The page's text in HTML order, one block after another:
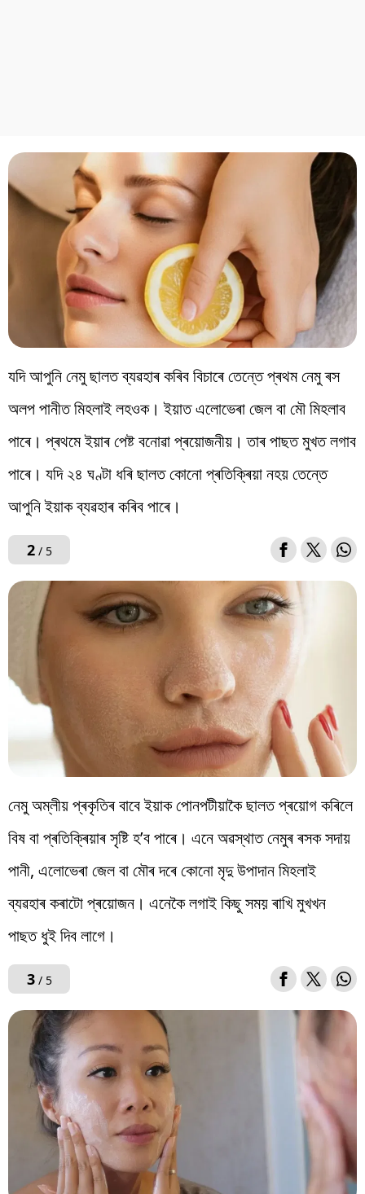
যদি আপুনি নেমু ছালত ব্যৱহাৰ কৰিব বিচাৰে তেন্তে প্ৰথম নেমু ৰস
অলপ পানীত মিহলাই লহওক। ইয়াত এলোভেৰা জেল বা মৌ মিহলাব
পাৰে। প্ৰথমে ইয়াৰ পেষ্ট বনোৱা প্ৰয়োজনীয়। তাৰ পাছত মুখত লগাব
পাৰে। যদি ২৪ ঘণ্টা ধৰি ছালত কোনো প্ৰতিক্ৰিয়া নহয় তেন্তে
আপুনি ইয়াক ব্যৱহাৰ কৰিব পাৰে।
2/ 5
নেমু অম্লীয় প্ৰকৃতিৰ বাবে ইয়াক পোনপটীয়াকৈ ছালত প্ৰয়োগ কৰিলে
বিষ বা প্ৰতিক্ৰিয়াৰ সৃষ্টি হ’ব পাৰে। এনে অৱস্থাত নেমুৰ ৰসক সদায়
পানী, এলোভেৰা জেল বা মৌৰ দৰে কোনো মৃদু উপাদান মিহলাই
ব্যৱহাৰ কৰাটো প্ৰয়োজন। এনেকৈ লগাই কিছু সময় ৰাখি মুখখন
পাছত ধুই দিব লাগে।
3/ 5